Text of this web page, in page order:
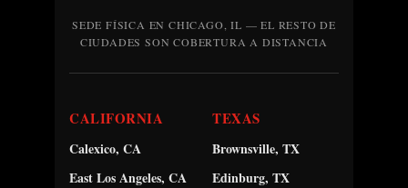
SEDE FÍSICA EN CHICAGO, IL — EL RESTO DE
CIUDADES SON COBERTURA A DISTANCIA
CALIFORNIA
Calexico, CA
East Los Angeles, CA
TEXAS
Brownsville, TX
Edinburg, TX